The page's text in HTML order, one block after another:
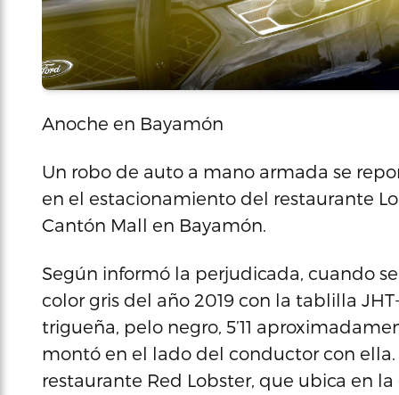
Anoche en Bayamón
Un robo de auto a mano armada se
en el estacionamiento del restaurante
Cantón Mall en Bayamón.
Según informó la perjudicada, cuando
color gris del año 2019 con la tablilla
trigueña, pelo negro, 5’11
montó en el lado del conductor con
restaurante Red Lobster, que ubica en